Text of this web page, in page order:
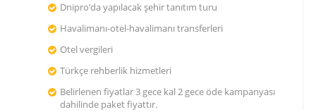
Dnipro’da yapılacak şehir tanıtım turu
Havalimanı-otel-havalimanı transferleri
Otel vergileri
Türkçe rehberlik hizmetleri
Belirlenen fiyatlar 3 gece kal 2 gece öde kampanyası
dahilinde paket fiyattır.